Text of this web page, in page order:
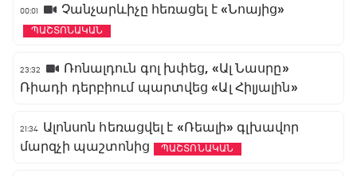
00:01 Չանչարևիչը հեռացել է «Նոայից»
ՊԱՇՏՈՆԱԿԱՆ
23:32
Ռոնալդուն գոլ խփեց, «Ալ Նասրը»
Ռիադի դերբիում պարտվեց «Ալ Հիլյալին»
21:34 Ալոնսոն հեռացվել է «Ռեալի» գլխավոր
մարզչի պաշտոնից
ՊԱՇՏՈՆԱԿԱՆ